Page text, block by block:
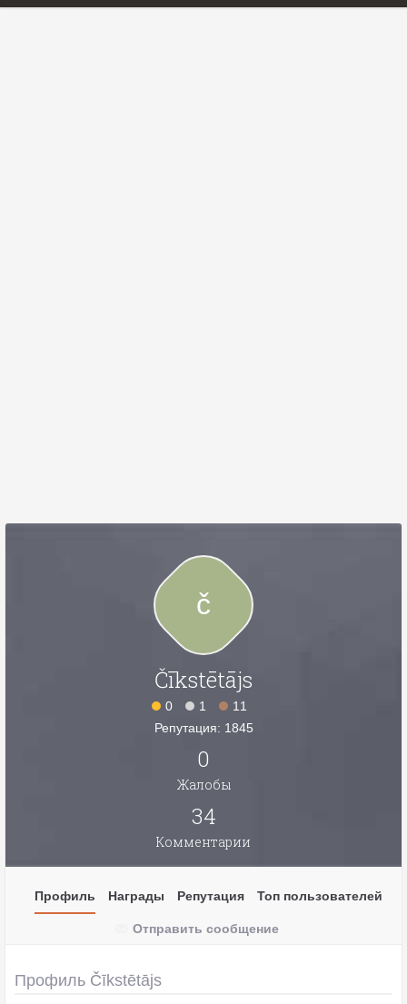
č
Čīkstētājs
0 1
11
Репутация: 1845
0
Жалобы
34
Комментарии
Профиль Награды Репутация Топ пользователей
Отправить сообщение
Профиль Čīkstētājs